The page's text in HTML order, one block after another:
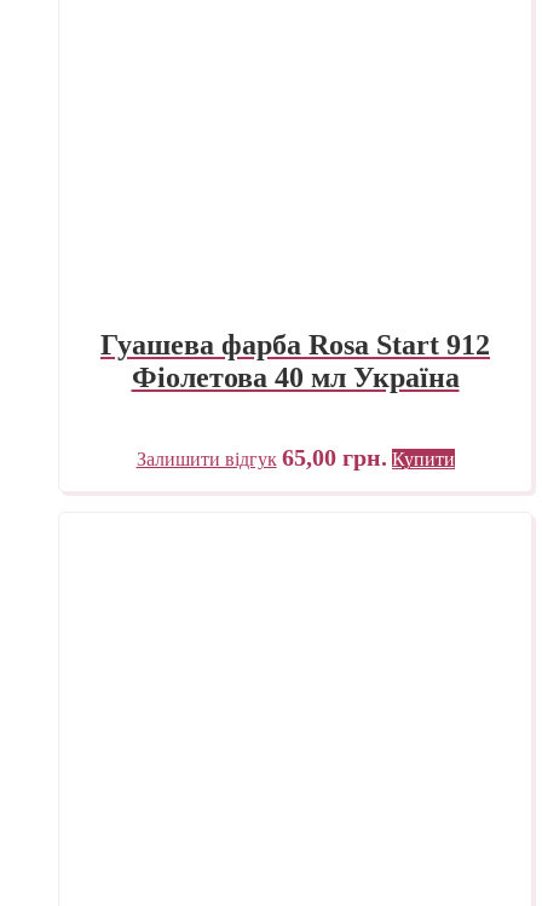
Гуашева фарба Rosa Start 912
Фіолетова 40 мл Україна
Залишити відгук 65,00 грн. Купити